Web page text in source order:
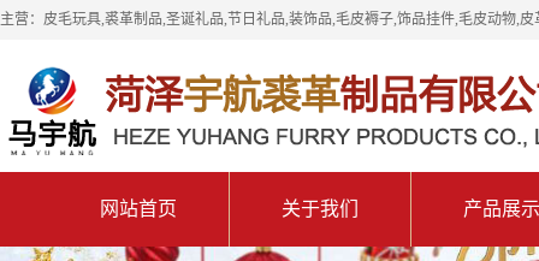
主营：皮毛玩具,裘革制品,圣诞礼品,节日礼品,装饰品,毛皮褥子,饰品挂件,毛皮动物,
网站首页 关于我们 产品展示